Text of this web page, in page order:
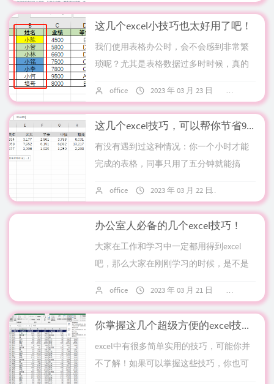
一键删...
这几个excel小技巧也太好用了吧！
我们使用表格办公时，会不会感到非常繁
琐呢？尤其是表格数据过多时时候，真的
简单的excel技巧，既简单快捷又节省时
间！1...
office 2023 年 03 月 23 日
这几个excel技巧，可以帮你节省999秒！
有没有遇到过这种情况：你一个小时才能
完成的表格，同事只用了五分钟就能搞
居教你怎么熟练运用。操作1：数据求和对
报表进行求...
office 2023 年 03 月 22 日
办公室人必备的几个excel技巧！
大家在工作和学习中一定都用得到excel
吧，那么大家在刚刚学习的时候，是不是
没有掌握这些小技巧！掌握这些技巧，同
事需要...
office 2023 年 03 月 21 日
你掌握这几个超级方便的excel技巧了吗
excel中有很多简单实用的技巧，可能你并
不了解！如果可以掌握这些技巧，你也可